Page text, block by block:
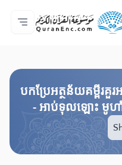
ទំព័រ​ដេីម
មាតិកានៃការបកប្រែ
Audio
សេវាកម្មសម្រាប់អ្នក
អំពី​គម្រោង
ទំនាក់ទំងមកកាន់យើង
ភាសា
បកប្រែអត្ថន័យគម្ពីរគួ
- អាប់ទុលឡោះ មូ